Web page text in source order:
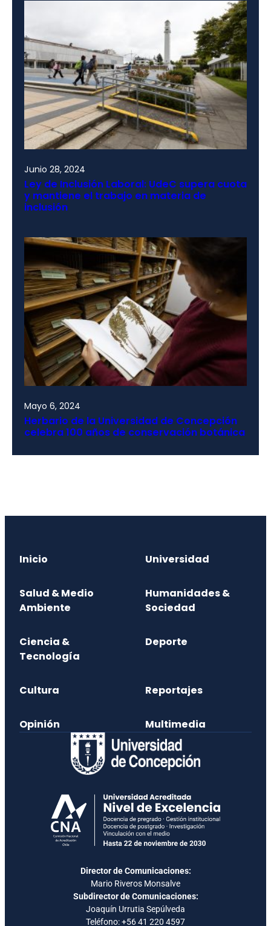
Junio 28, 2024
Ley de Inclusión Laboral: UdeC supera cuota
y mantiene el trabajo en materia de
inclusión
Mayo 6, 2024
Herbario de la Universidad de Concepción
celebra 100 años de conservación botánica
Inicio Universidad
Salud & Medio
Ambiente
Humanidades &
Sociedad
Ciencia &
Tecnología
Deporte
Cultura Reportajes
Opinión Multimedia
Director de Comunicaciones:
Mario Riveros Monsalve
Subdirector de Comunicaciones:
Joaquín Urrutia Sepúlveda
Teléfono:+56 41 220 4597